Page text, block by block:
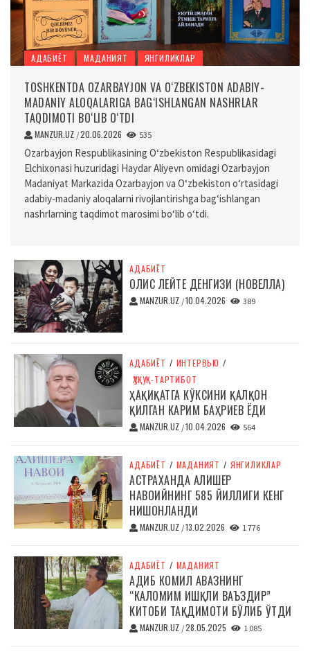
АДАБИЁТ МАДАНИЯТ ЯНГИЛИКЛАР
TOSHKENTDA OZARBAYJON VA O‘ZBEKISTON ADABIY-
MADANIY ALOQALARIGA BAG‘ISHLANGAN NASHRLAR
TAQDIMOTI BO‘LIB O‘TDI
MANZUR.UZ /20.06.2026 535
Ozarbayjon Respublikasining O‘zbekiston Respublikasidagi
Elchixonasi huzuridagi Haydar Aliyevn omidagi Ozarbayjon
Madaniyat Markazida Ozarbayjon va O‘zbekiston o‘rtasidagi
adabiy-madaniy aloqalarni rivojlantirishga bag‘ishlangan
nashrlarning taqdimot marosimi bo‘lib o‘tdi.
АДАБИЁТ
ОЛИС ЛЕЙТЕ ДЕНГИЗИ (НОВЕЛЛА)
MANZUR.UZ /10.04.2026 389
АДАБИЁТ / ИНТЕРВЬЮ /
ҲУҚУҚ-ТАРТИБОТ
ҲАҚИҚАТГА КЎКСИНИ ҚАЛҚОН
ҚИЛГАН КАРИМ БАҲРИЕВ ЁДИ
MANZUR.UZ /10.04.2026 564
АДАБИЁТ / МАДАНИЯТ / ЯНГИЛИКЛАР
АСТРАХАНДА АЛИШЕР
НАВОИЙНИНГ 585 ЙИЛЛИГИ КЕНГ
НИШОНЛАНДИ
MANZUR.UZ /13.02.2026 1 776
АДАБИЁТ / МАДАНИЯТ
АДИБ КОМИЛ АВАЗНИНГ
“КАЛОМИМ ИШҚЛИ ВАЪЗДИР”
КИТОБИ ТАҚДИМОТИ БЎЛИБ ЎТДИ
MANZUR.UZ /28.05.2025 1 085